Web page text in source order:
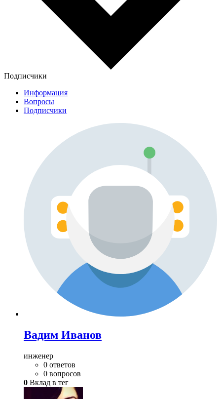
Подписчики
Информация
Вопросы
Подписчики
Вадим Иванов
инженер
0 ответов
0 вопросов
0 Вклад в тег